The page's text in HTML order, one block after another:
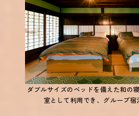
ダブルサイズのベッドを備えた和の
室として利用でき、グループ宿